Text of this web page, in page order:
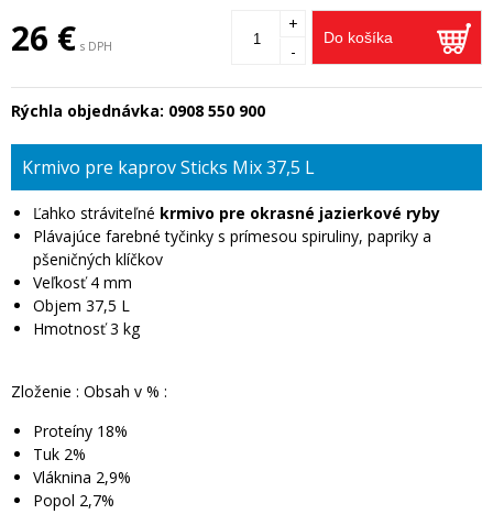
26 € s DPH Do košíka
+
-
Rýchla objednávka: 0908 550 900
Krmivo pre kaprov Sticks Mix 37,5 L
Ľahko stráviteľné krmivo pre okrasné jazierkové ryby
Plávajúce farebné tyčinky s prímesou spiruliny, papriky a
pšeničných klíčkov
Veľkosť 4 mm
Objem 37,5 L
Hmotnosť 3 kg
Zloženie : Obsah v % :
Proteíny 18%
Tuk 2%
Vláknina 2,9%
Popol 2,7%